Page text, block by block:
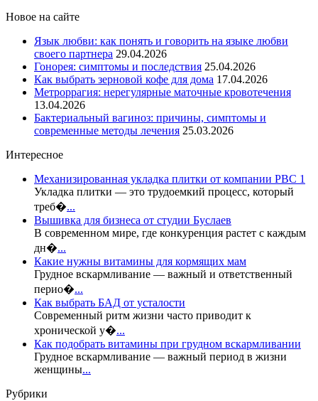
Новое на сайте
Язык любви: как понять и говорить на языке любви
своего партнера 29.04.2026
Гонорея: симптомы и последствия 25.04.2026
Как выбрать зерновой кофе для дома 17.04.2026
Метроррагия: нерегулярные маточные кровотечения
13.04.2026
Бактериальный вагиноз: причины, симптомы и
современные методы лечения 25.03.2026
Интересное
Механизированная укладка плитки от компании РВС 1
Укладка плитки — это трудоемкий процесс, который
треб�...
Вышивка для бизнеса от студии Буслаев
В современном мире, где конкуренция растет с каждым
дн�...
Какие нужны витамины для кормящих мам
Грудное вскармливание — важный и ответственный
перио�...
Как выбрать БАД от усталости
Современный ритм жизни часто приводит к
хронической у�...
Как подобрать витамины при грудном вскармливании
Грудное вскармливание — важный период в жизни
женщины...
Рубрики